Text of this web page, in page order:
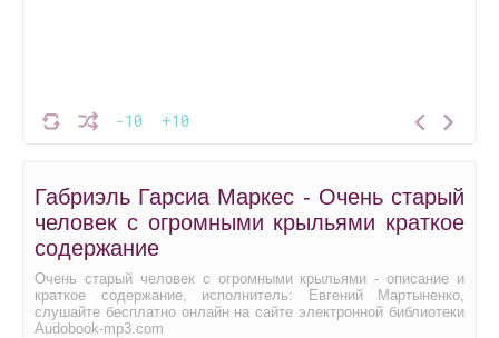
-10 +10
Габриэль Гарсиа Маркес - Очень старый
человек с огромными крыльями краткое
содержание
Очень старый человек с огромными крыльями - описание и
краткое содержание, исполнитель: Евгений Мартыненко,
слушайте бесплатно онлайн на сайте электронной библиотеки
Audobook-mp3.com